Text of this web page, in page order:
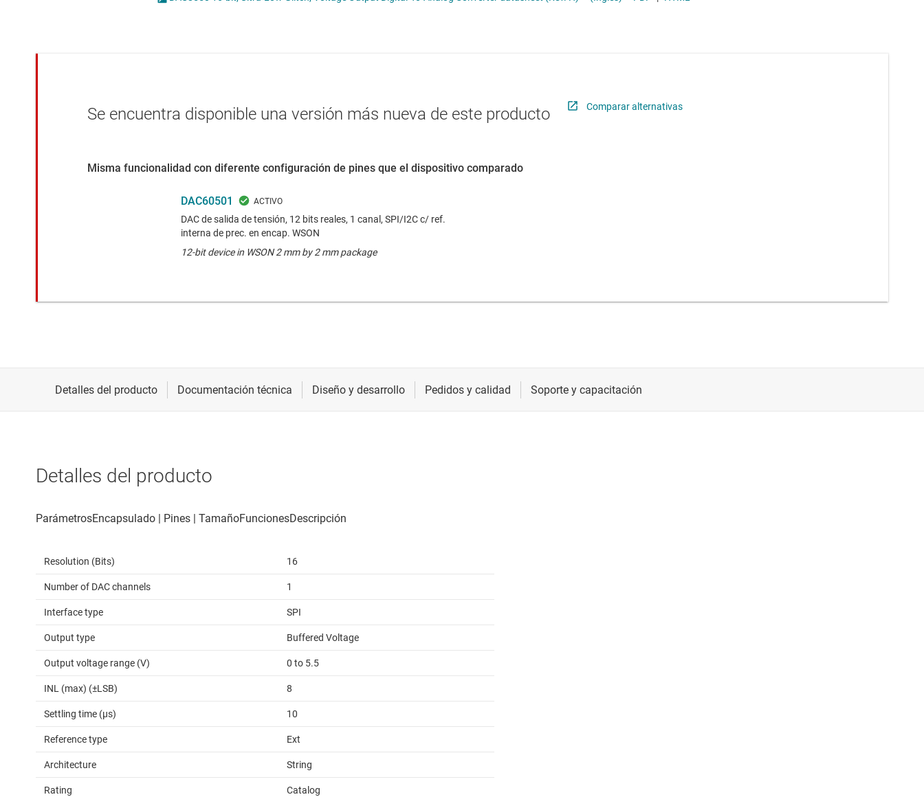
Conectividad inalámbrica Radiofrecuencia y microondas
Potenciómetros digitales (digipots)
Se encuentra disponible una versión más nueva de este producto Comparar alternativas
Misma funcionalidad con diferente configuración de pines que el dispositivo comparado
DAC60501
DAC de salida de tensión, 12 bits reales, 1 canal, SPI/I2C c/ ref.
interna de prec. en encap. WSON
12-bit device in WSON 2 mm by 2 mm package
Detalles del producto
Resolution (Bits) 16
Number of DAC channels 1
Interface type SPI
Output type Buffered Voltage
Output voltage range (V) 0 to 5.5
INL (max) (±LSB) 8
Settling time (µs) 10
Reference type Ext
Architecture String
Rating Catalog